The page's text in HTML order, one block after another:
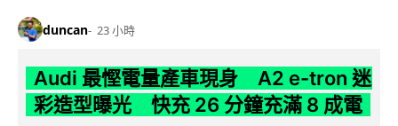
duncan 23 小時
Audi 最慳電量產車現身 A2 e-tron 迷
彩造型曝光 快充 26 分鐘充滿 8 成電